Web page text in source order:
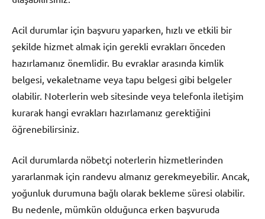
Acil durumlar için başvuru yaparken, hızlı ve etkili bir
şekilde hizmet almak için gerekli evrakları önceden
hazırlamanız önemlidir. Bu evraklar arasında kimlik
belgesi, vekaletname veya tapu belgesi gibi belgeler
olabilir. Noterlerin web sitesinde veya telefonla iletişim
kurarak hangi evrakları hazırlamanız gerektiğini
öğrenebilirsiniz.
Acil durumlarda nöbetçi noterlerin hizmetlerinden
yararlanmak için randevu almanız gerekmeyebilir. Ancak,
yoğunluk durumuna bağlı olarak bekleme süresi olabilir.
Bu nedenle, mümkün olduğunca erken başvuruda